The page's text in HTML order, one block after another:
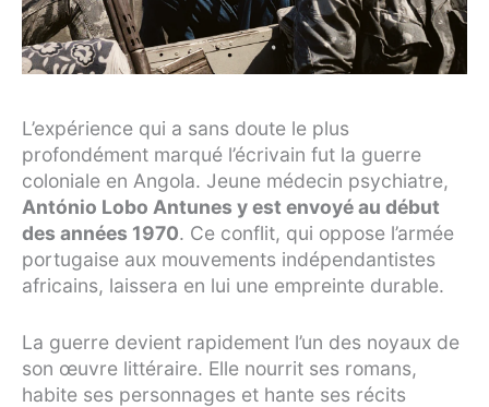
L’expérience qui a sans doute le plus
profondément marqué l’écrivain fut la guerre
coloniale en Angola. Jeune médecin psychiatre,
António Lobo Antunes y est envoyé au début
des années 1970. Ce conflit, qui oppose l’armée
portugaise aux mouvements indépendantistes
africains, laissera en lui une empreinte durable.
La guerre devient rapidement l’un des noyaux de
son œuvre littéraire. Elle nourrit ses romans,
habite ses personnages et hante ses récits